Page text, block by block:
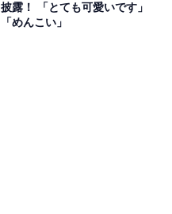
披露！ 「とても可愛いです」
「めんこい」